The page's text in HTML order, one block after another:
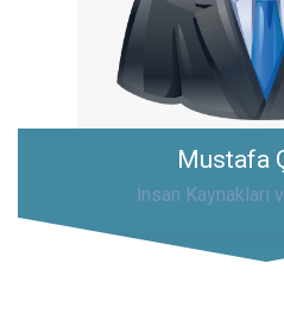
Mustafa
İnsan Kaynakları